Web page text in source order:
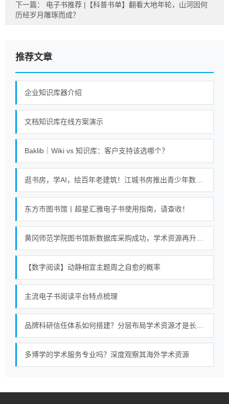
下一篇： 电子书推荐 |【科普书单】翻看大地年轮，山河因何
历经岁月雕琢而成？
推荐文章
企业知识库器介绍
文档知识库在线方案演示
Baklib｜Wiki vs 知识库：客户支持该选哪个？
东方市图书馆丨超星汇雅电子书使用指南，请查收！
【数字阅读】动静相宜主题周之自愈的概率
主流电子书阅读平台特点梳理
多博学的学术服务专业吗？深度观察其海外学术资源